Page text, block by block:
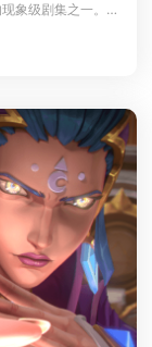
象级剧集之一。第
分！《怪奇物语》